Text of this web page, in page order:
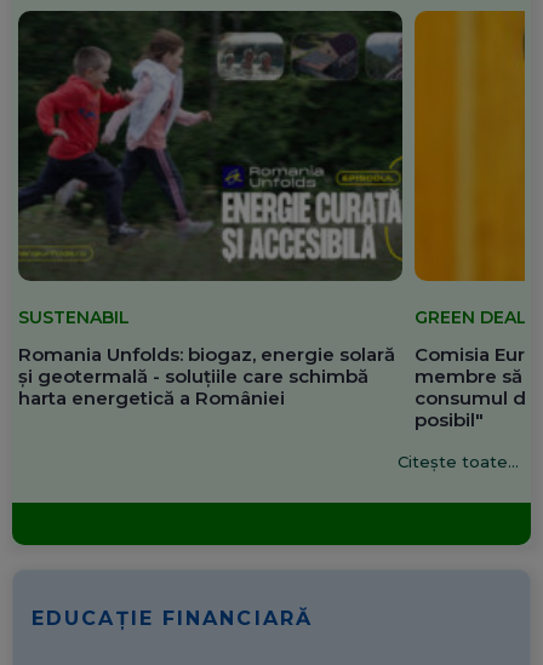
SUSTENABIL
Romania Unfolds: biogaz, energie solară
și geotermală - soluțiile care schimbă
harta energetică a României
GREEN DEAL
Comisia
membre să
consumul de
posibil"
Citește toate...
EDUCAȚIE FINANCIARĂ